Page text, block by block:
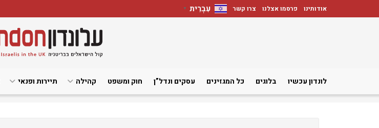
אודותינו פרסמו אצלנו צרו קשר עִבְרִית ▼
לונדון עכשיו בלוגים כל המגזינים עסקים ונדל”ן חוק ומשפט קהילה תיירות ופנאי